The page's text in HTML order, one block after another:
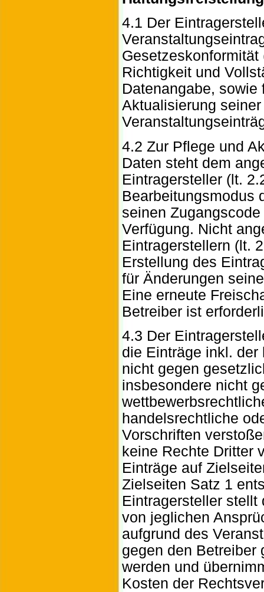
4.1 Der
Richtigkeit und
Datenangabe, sowie
Aktualisierung seiner
4.2 Zur Pflege und
Daten steht dem
Eintragersteller (lt.
Bearbeitungsmodus
seinen
Verfügung. Nicht
Eintragerstellern (lt.
Erstellung des
für Änderungen
Eine erneute
Betreiber ist
4.3 Der
die Einträge inkl.
nicht gegen
insbesondere nicht
handelsrechtliche
Vorschriften
keine Rechte Dritter
Einträge auf
Zielseiten Satz 1
Eintragersteller stellt
von jeglichen
aufgrund des
gegen den Betreiber
werden und
Kosten der